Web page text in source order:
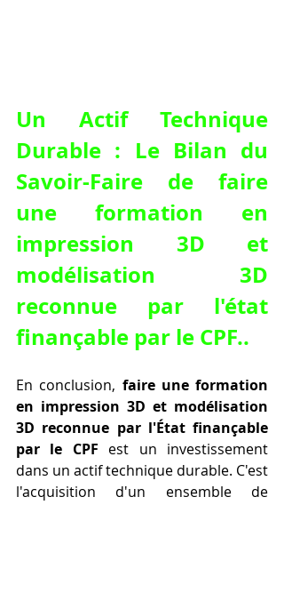
Un Actif Technique
Durable : Le Bilan du
Savoir-Faire de faire
une formation en
impression 3D et
modélisation 3D
reconnue par l'état
finançable par le CPF..
En conclusion, faire une formation
en impression 3D et modélisation
3D reconnue par l'État finançable
par le CPF est un investissement
dans un actif technique durable. C'est
l'acquisition d'un ensemble de